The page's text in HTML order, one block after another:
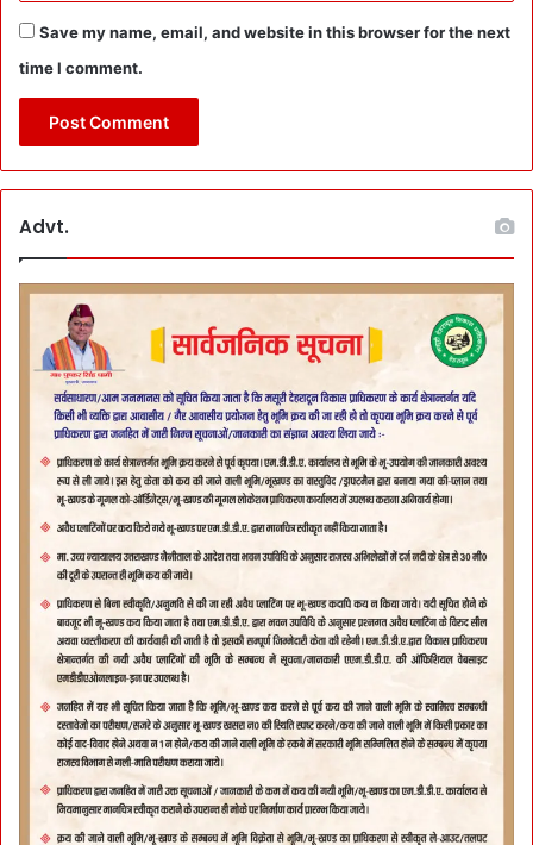
Save my name, email, and website in this browser for the next
time I comment.
Advt.